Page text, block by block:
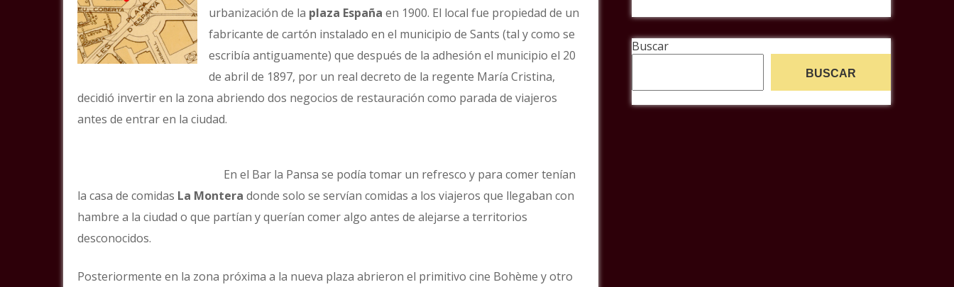
urbanización de la plaza España en 1900. El local fue propiedad de un
fabricante de cartón instalado en el municipio de Sants (tal y como se
escribía antiguamente) que después de la adhesión el municipio el 20
de abril de 1897, por un real decreto de la regente María Cristina,
decidió invertir en la zona abriendo dos negocios de restauración como parada de viajeros
antes de entrar en la ciudad.
En el Bar la Pansa se podía tomar un refresco y para comer tenían
la casa de comidas La Montera donde solo se servían comidas a los viajeros que llegaban con
hambre a la ciudad o que partían y querían comer algo antes de alejarse a territorios
desconocidos.
Posteriormente en la zona próxima a la nueva plaza abrieron el primitivo cine Bohème y otro
Buscar
BUSCAR